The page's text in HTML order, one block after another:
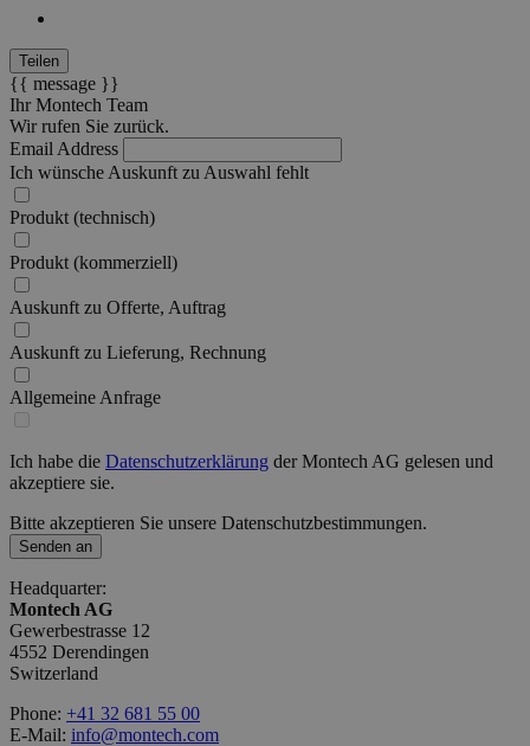
Teilen
{{ message }}
Ihr Montech Team
Wir rufen Sie zurück.
Email Address
Ich wünsche Auskunft zu Auswahl fehlt
Produkt (technisch)
Produkt (kommerziell)
Auskunft zu Offerte, Auftrag
Auskunft zu Lieferung, Rechnung
Allgemeine Anfrage
Ich habe die Datenschutzerklärung der Montech AG gelesen und
akzeptiere sie.
Bitte akzeptieren Sie unsere Datenschutzbestimmungen.
Senden an
Headquarter:
Montech AG
Gewerbestrasse 12
4552 Derendingen
Switzerland
Phone: +41 32 681 55 00
E-Mail: info@montech.com